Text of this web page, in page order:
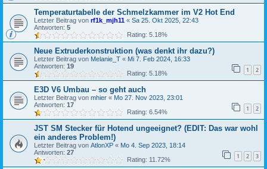
Temperaturtabelle der Schmelzkammer im V2 Hot End
Letzter Beitrag von rf1k_mjh11 « Sa 25. Okt 2025, 22:43
Antworten: 5
Rating: 5.18%
Neue Extruderkonstruktion (was denkt ihr dazu?)
Letzter Beitrag von Melanie_T « Mi 7. Feb 2024, 16:33
Antworten: 19 1 2
Rating: 5.18%
E3D V6 Umbau – so geht auch
Letzter Beitrag von mhier « Mo 27. Nov 2023, 23:01
Antworten: 17 1 2
Rating: 6.54%
JST SM Stecker für Hotend ungeeignet? (EDIT: Das war wohl
ein anderes Problem!)
Letzter Beitrag von AtlonXP « Mo 4. Sep 2023, 18:14
Antworten: 27 1 2 3
Rating: 11.72%